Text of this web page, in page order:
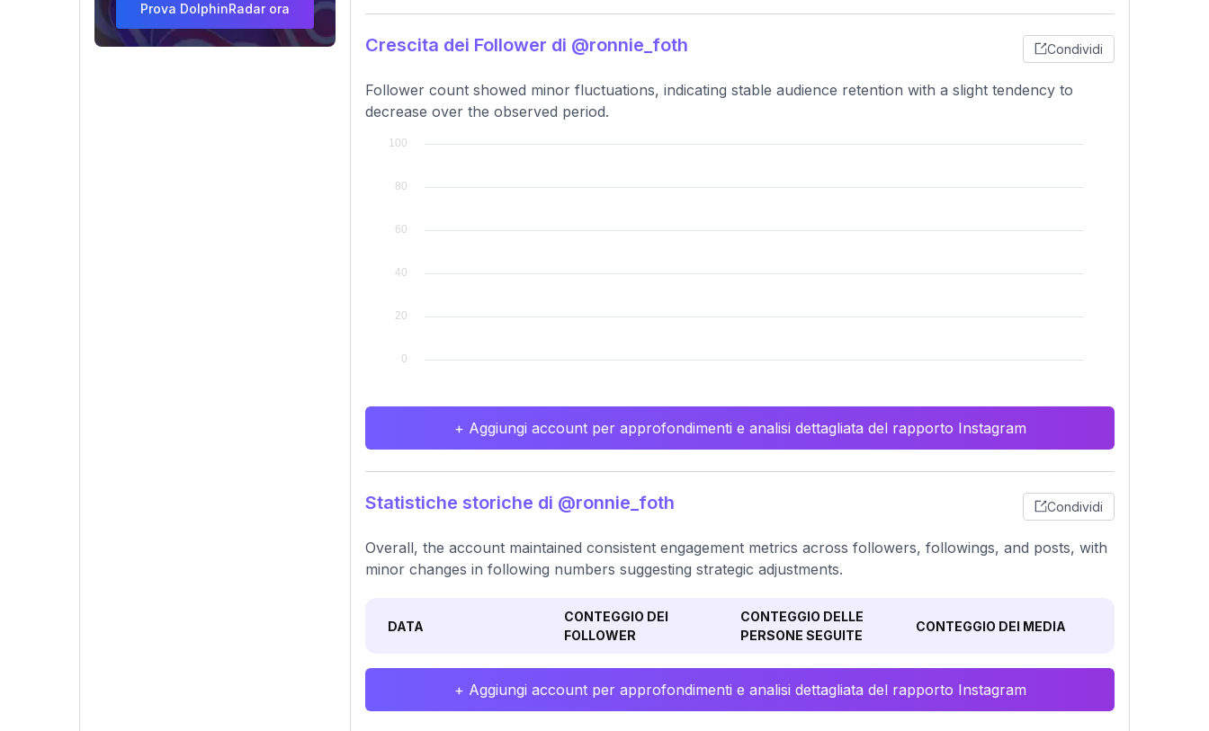
Prova DolphinRadar ora
Crescita dei Follower di @ronnie_foth Condividi
Follower count showed minor fluctuations, indicating stable audience retention with a slight tendency to
decrease over the observed period.
+ Aggiungi account per approfondimenti e analisi dettagliata del rapporto Instagram
Statistiche storiche di @ronnie_foth Condividi
Overall, the account maintained consistent engagement metrics across followers, followings, and posts, with
minor changes in following numbers suggesting strategic adjustments.
DATA
CONTEGGIO DEI
FOLLOWER
CONTEGGIO DELLE
PERSONE SEGUITE
CONTEGGIO DEI MEDIA
+ Aggiungi account per approfondimenti e analisi dettagliata del rapporto Instagram